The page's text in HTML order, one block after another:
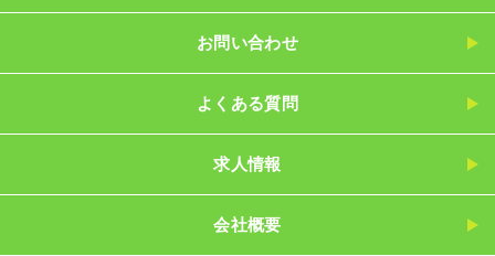
お問い合わせ
よくある質問
求人情報
会社概要